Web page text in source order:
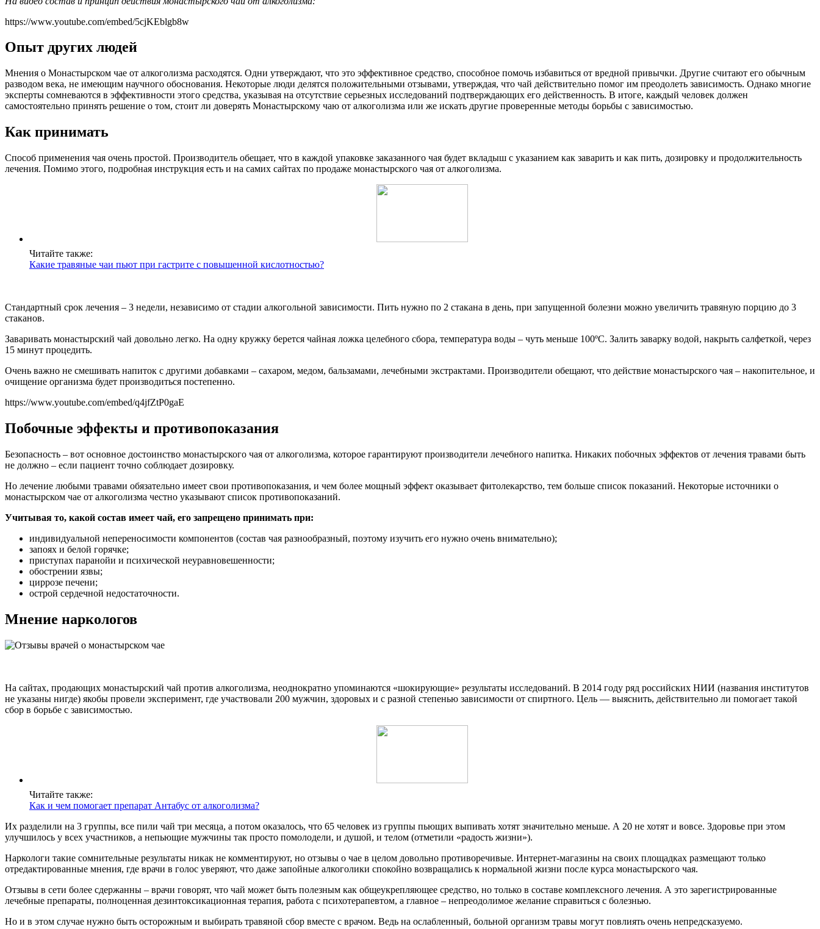
https://www.youtube.com/embed/5cjKEblgb8w
Опыт других людей
Мнения о Монастырском чае от алкоголизма расходятся. Одни утверждают, что это эффективное средство, способное помочь избавиться от вредной привычки. Другие считают его обычным
разводом века, не имеющим научного обоснования. Некоторые люди делятся положительными отзывами, утверждая, что чай действительно помог им преодолеть зависимость. Однако многие
эксперты сомневаются в эффективности этого средства, указывая на отсутствие серьезных исследований подтверждающих его действенность. В итоге, каждый человек должен
самостоятельно принять решение о том, стоит ли доверять Монастырскому чаю от алкоголизма или же искать другие проверенные методы борьбы с зависимостью.
Как принимать
Способ применения чая очень простой. Производитель обещает, что в каждой упаковке заказанного чая будет вкладыш с указанием как заварить и как пить, дозировку и продолжительность
лечения. Помимо этого, подробная инструкция есть и на самих сайтах по продаже монастырского чая от алкоголизма.
Читайте также:
Какие травяные чаи пьют при гастрите с повышенной кислотностью?
Стандартный срок лечения – 3 недели, независимо от стадии алкогольной зависимости. Пить нужно по 2 стакана в день, при запущенной болезни можно увеличить травяную порцию до 3
стаканов.
Заваривать монастырский чай довольно легко. На одну кружку берется чайная ложка целебного сбора, температура воды – чуть меньше 100ºC. Залить заварку водой, накрыть салфеткой, через
15 минут процедить.
Очень важно не смешивать напиток с другими добавками – сахаром, медом, бальзамами, лечебными экстрактами. Производители обещают, что действие монастырского чая – накопительное, и
очищение организма будет производиться постепенно.
https://www.youtube.com/embed/q4jfZtP0gaE
Побочные эффекты и противопоказания
Безопасность – вот основное достоинство монастырского чая от алкоголизма, которое гарантируют производители лечебного напитка. Никаких побочных эффектов от лечения травами быть
не должно – если пациент точно соблюдает дозировку.
Но лечение любыми травами обязательно имеет свои противопоказания, и чем более мощный эффект оказывает фитолекарство, тем больше список показаний. Некоторые источники о
монастырском чае от алкоголизма честно указывают список противопоказаний.
Учитывая то, какой состав имеет чай, его запрещено принимать при:
индивидуальной непереносимости компонентов (состав чая разнообразный, поэтому изучить его нужно очень внимательно);
запоях и белой горячке;
приступах паранойи и психической неуравновешенности;
обострении язвы;
циррозе печени;
острой сердечной недостаточности.
Мнение наркологов
На сайтах, продающих монастырский чай против алкоголизма, неоднократно упоминаются «шокирующие» результаты исследований. В 2014 году ряд российских НИИ (названия институтов
не указаны нигде) якобы провели эксперимент, где участвовали 200 мужчин, здоровых и с разной степенью зависимости от спиртного. Цель — выяснить, действительно ли помогает такой
сбор в борьбе с зависимостью.
Читайте также:
Как и чем помогает препарат Антабус от алкоголизма?
Их разделили на 3 группы, все пили чай три месяца, а потом оказалось, что 65 человек из группы пьющих выпивать хотят значительно меньше. А 20 не хотят и вовсе. Здоровье при этом
улучшилось у всех участников, а непьющие мужчины так просто помолодели, и душой, и телом (отметили «радость жизни»).
Наркологи такие сомнительные результаты никак не комментируют, но отзывы о чае в целом довольно противоречивые. Интернет-магазины на своих площадках размещают только
отредактированные мнения, где врачи в голос уверяют, что даже запойные алкоголики спокойно возвращались к нормальной жизни после курса монастырского чая.
Отзывы в сети более сдержанны – врачи говорят, что чай может быть полезным как общеукрепляющее средство, но только в составе комплексного лечения. А это зарегистрированные
лечебные препараты, полноценная дезинтоксикационная терапия, работа с психотерапевтом, а главное – непреодолимое желание справиться с болезнью.
Но и в этом случае нужно быть осторожным и выбирать травяной сбор вместе с врачом. Ведь на ослабленный, больной организм травы могут повлиять очень непредсказуемо.